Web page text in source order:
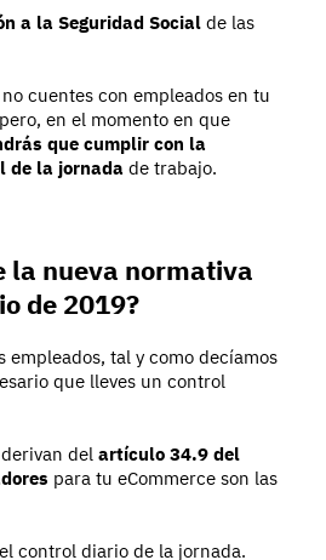
a la Seguridad Social de las
cuentes con empleados en tu
en el momento en que
que cumplir con la
de la jornada de trabajo.
la nueva normativa
de 2019?
empleados, tal y como decíamos
que lleves un control
del artículo 34.9 del
para tu eCommerce son las
control diario de la jornada.